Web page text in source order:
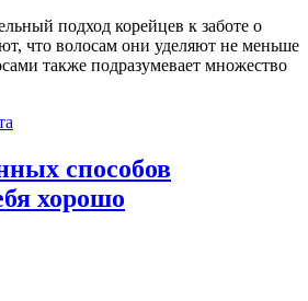
подход корейцев к заботе о
что волосам они уделяют не меньше
также подразумевает множество
способов
хорошо